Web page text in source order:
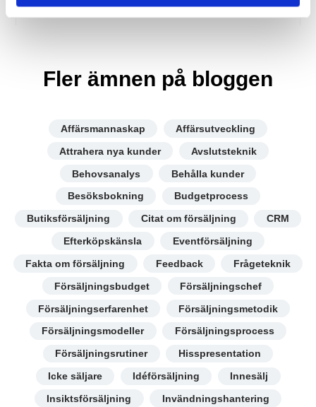
Fler ämnen på bloggen
Affärsmannaskap
Affärsutveckling
Attrahera nya kunder
Avslutsteknik
Behovsanalys
Behålla kunder
Besöksbokning
Budgetprocess
Butiksförsäljning
Citat om försäljning
CRM
Efterköpskänsla
Eventförsäljning
Fakta om försäljning
Feedback
Frågeteknik
Försäljningsbudget
Försäljningschef
Försäljningserfarenhet
Försäljningsmetodik
Försäljningsmodeller
Försäljningsprocess
Försäljningsrutiner
Hisspresentation
Icke säljare
Idéförsäljning
Innesälj
Insiktsförsäljning
Invändningshantering